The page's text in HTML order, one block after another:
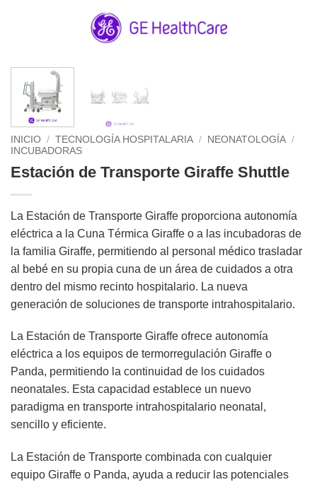
INICIO / TECNOLOGÍA HOSPITALARIA / NEONATOLOGÍA /
INCUBADORAS
Estación de Transporte Giraffe Shuttle
La Estación de Transporte Giraffe proporciona autonomía
eléctrica a la Cuna Térmica Giraffe o a las incubadoras de
la familia Giraffe, permitiendo al personal médico trasladar
al bebé en su propia cuna de un área de cuidados a otra
dentro del mismo recinto hospitalario. La nueva
generación de soluciones de transporte intrahospitalario.
La Estación de Transporte Giraffe ofrece autonomía
eléctrica a los equipos de termorregulación Giraffe o
Panda, permitiendo la continuidad de los cuidados
neonatales. Esta capacidad establece un nuevo
paradigma en transporte intrahospitalario neonatal,
sencillo y eficiente.
La Estación de Transporte combinada con cualquier
equipo Giraffe o Panda, ayuda a reducir las potenciales